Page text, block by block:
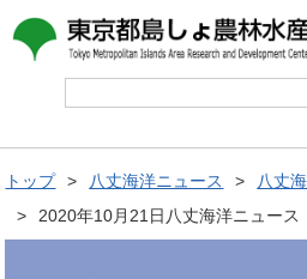
トップ 八丈海洋ニュース
八丈
2020年10月21日八丈海洋ニュース